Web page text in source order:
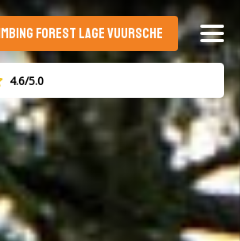
4.6/5.0
FOREST LAGE VUURSCHE